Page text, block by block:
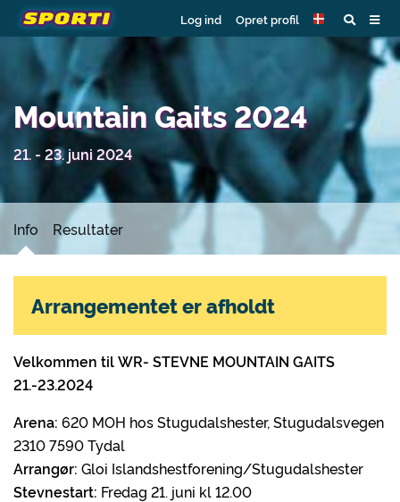
Log ind Opret profil
Mountain Gaits 2024
21. - 23. juni 2024
Info Resultater
Velkommen til WR- STEVNE MOUNTAIN GAITS
21.-23.2024
Arena: 620 MOH hos Stugudalshester, Stugudalsvegen
2310 7590 Tydal
Arrangør: Gloi Islandshestforening/Stugudalshester
Stevnestart: Fredag 21. juni kl 12.00
Arrangementet er afholdt